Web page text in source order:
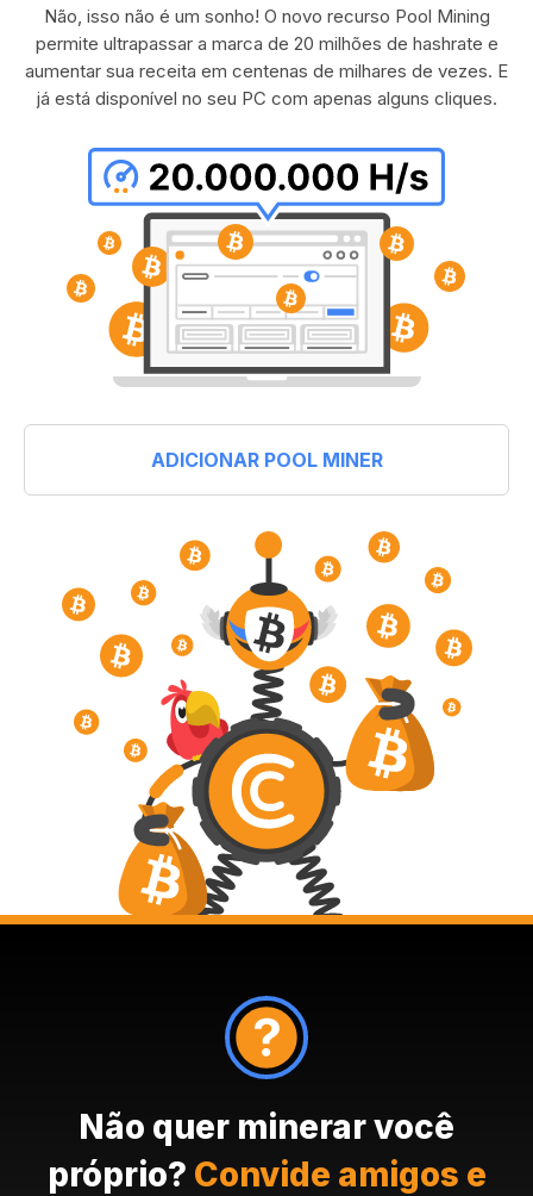
Não, isso não é um sonho! O novo recurso Pool Mining
permite ultrapassar a marca de 20 milhões de hashrate e
aumentar sua receita em centenas de milhares de vezes. E
já está disponível no seu PC com apenas alguns cliques.
ADICIONAR POOL MINER
Não quer minerar você
próprio? Convide amigos e